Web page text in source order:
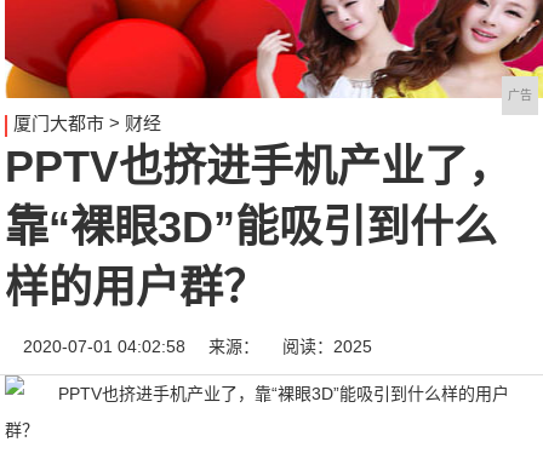
广告
厦门大都市> 财经
PPTV也挤进手机产业了，
靠“裸眼3D”能吸引到什么
样的用户群？
2020-07-01 04:02:58 来源： 阅读：2025